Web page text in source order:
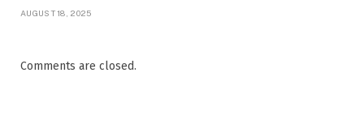
AUGUST 18, 2025
Comments are closed.